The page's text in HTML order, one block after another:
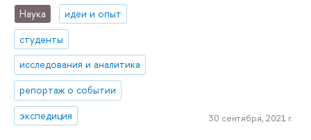
Наука
идеи и опыт
студенты
исследования и аналитика
репортаж о событии
экспедиция
30 сентября, 2021 г.